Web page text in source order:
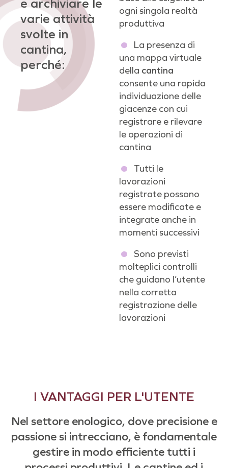
e archiviare le
varie attività
svolte in
cantina,
perché:
ogni singola realtà
produttiva
La presenza di
una mappa virtuale
della cantina
consente una rapida
individuazione delle
giacenze con cui
registrare e rilevare
le operazioni di
cantina
Tutti le
lavorazioni
registrate possono
essere modificate e
integrate anche in
momenti successivi
Sono previsti
molteplici controlli
che guidano l’utente
nella corretta
registrazione delle
lavorazioni
I VANTAGGI PER L'UTENTE
Nel settore enologico, dove precisione e
passione si intrecciano, è fondamentale
gestire in modo efficiente tutti i